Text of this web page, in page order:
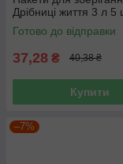
Дрібниці життя 3 л 5
Готово до відправки
37,28 ₴ 40,38 ₴
Купити
–7%